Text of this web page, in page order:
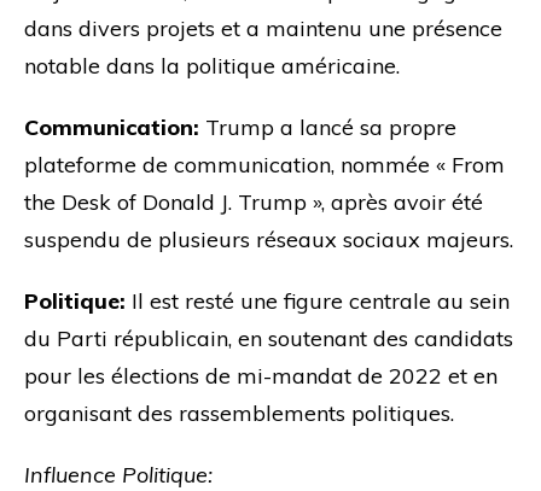
dans divers projets et a maintenu une présence
notable dans la politique américaine.
Communication: Trump a lancé sa propre
plateforme de communication, nommée « From
the Desk of Donald J. Trump », après avoir été
suspendu de plusieurs réseaux sociaux majeurs.
Politique: Il est resté une figure centrale au sein
du Parti républicain, en soutenant des candidats
pour les élections de mi-mandat de 2022 et en
organisant des rassemblements politiques.
Influence Politique: